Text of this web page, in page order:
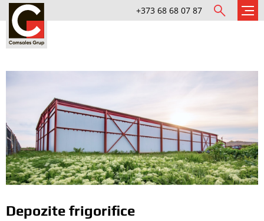
+373 68 68 07 87
Depozite frigorifice